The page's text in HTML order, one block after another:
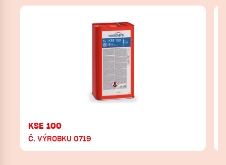
KSE 100
Č. VÝROBKU 0719